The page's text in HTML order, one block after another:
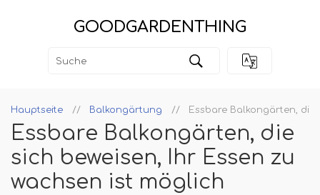
GOODGARDENTHING
Hauptseite Balkongärtung Essbare Balkongärten, die
Essbare Balkongärten, die
sich beweisen, Ihr Essen zu
wachsen ist möglich